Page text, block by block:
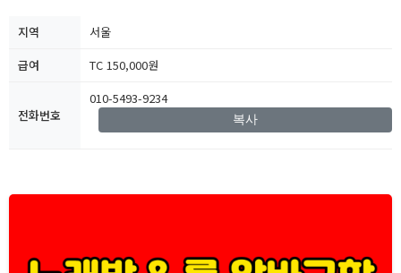
지역
서울
급여
TC 150,000원
전화번호
010-5493-9234
복사